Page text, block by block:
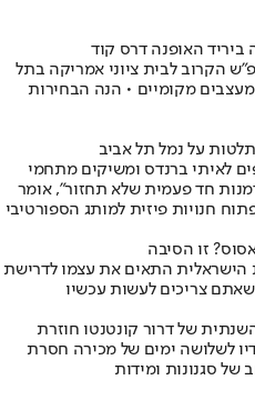
הקרוב לבית ציוני אמריקה בתל
על פריטי מעצבים מקומיים • הנה הבחירות
לאיתי ברנדס ומשיקים מתחמי
חד פעמית שלא תחזור", אומר
חנויות פיזית למותג הספורטיבי
זו הסיבה
הישראלית התאים את עצמו לדרישת
צריכים לעשות עכשיו
לשלושה ימים של מכירה חסרת
של סגנונות ומידות